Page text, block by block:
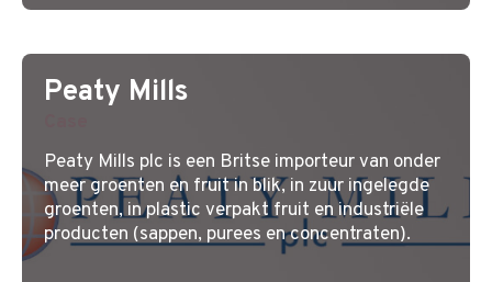
Peaty Mills
Peaty Mills plc is een Britse importeur van onder
meer groenten en fruit in blik, in zuur ingelegde
groenten, in plastic verpakt fruit en industriële
producten (sappen, purees en concentraten).